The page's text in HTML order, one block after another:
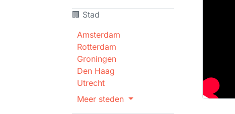
🏢 Stad
Amsterdam
Rotterdam
Groningen
Den Haag
Utrecht
Meer steden